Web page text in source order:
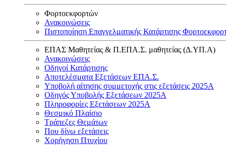
Φορτοεκφορτών
Ανακοινώσεις
Πιστοποίηση Επαγγελματικής Κατάρτισης
ΕΠΑΣ Μαθητείας & Π.ΕΠΑ.Σ. μαθητείας (Δ.ΥΠ.Α)
Ανακοινώσεις
Oδηγοί Κατάρτισης
Αποτελέσματα Εξετάσεων ΕΠΑ.Σ.
Υποβολή αίτησης συμμετοχής στις εξετάσεις 2025Α
Οδηγός Υποβολής Εξετάσεων 2025A
Πληροφορίες Εξετάσεων 2025Α
Θεσμικό Πλαίσιο
Τράπεζες Θεμάτων
Που δίνω εξετάσεις
Χορήγηση Πτυχίου